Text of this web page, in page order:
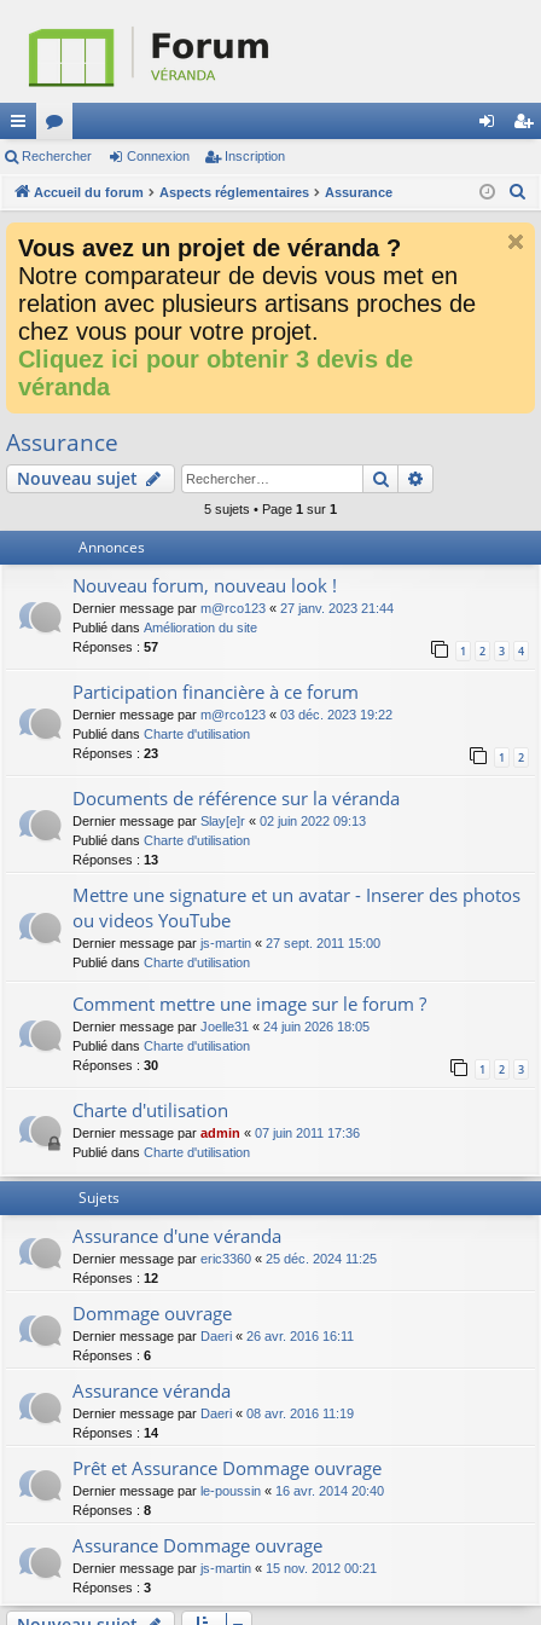
ac
co
ci
or
u
s
ne cri
Rechercher Connexion Inscription
Accueil du forum Aspects réglementaires Assurance
Vous avez un projet de véranda ?
Notre comparateur de devis vous met en
relation avec plusieurs artisans proches de
chez vous pour votre projet.
Cliquez ici pour obtenir 3 devis de
véranda
Assurance
Nouveau sujet Rechercher
5 sujets • Page 1 sur 1
Annonces
Nouveau forum, nouveau look !
Dernier message par m@rco123 « 27 janv. 2023 21:44
Publié dans Amélioration du site
Réponses : 57 1 2 3 4
Participation financière à ce forum
Dernier message par m@rco123 « 03 déc. 2023 19:22
Publié dans Charte d'utilisation
Réponses : 23 1 2
Documents de référence sur la véranda
Dernier message par Slay[e]r « 02 juin 2022 09:13
Publié dans Charte d'utilisation
Réponses : 13
Mettre une signature et un avatar - Inserer des photos
ou videos YouTube
Dernier message par js-martin « 27 sept. 2011 15:00
Publié dans Charte d'utilisation
Comment mettre une image sur le forum ?
Dernier message par Joelle31 « 24 juin 2026 18:05
Publié dans Charte d'utilisation
Réponses : 30 1 2 3
Charte d'utilisation
Dernier message par admin « 07 juin 2011 17:36
Publié dans Charte d'utilisation
Sujets
Assurance d'une véranda
Dernier message par eric3360 « 25 déc. 2024 11:25
Réponses : 12
Dommage ouvrage
Dernier message par Daeri « 26 avr. 2016 16:11
Réponses : 6
Assurance véranda
Dernier message par Daeri « 08 avr. 2016 11:19
Réponses : 14
Prêt et Assurance Dommage ouvrage
Dernier message par le-poussin « 16 avr. 2014 20:40
Réponses : 8
Assurance Dommage ouvrage
Dernier message par js-martin « 15 nov. 2012 00:21
Réponses : 3